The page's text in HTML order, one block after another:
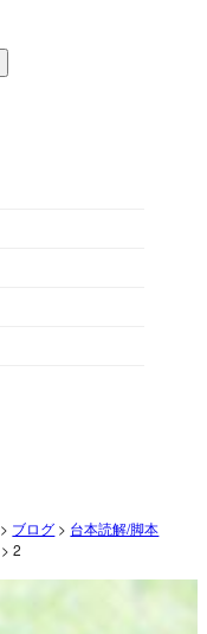
> ブログ > 台本読解/脚本
>2